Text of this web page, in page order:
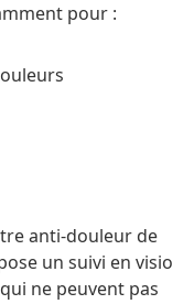
pour :
anti-douleur de
un suivi en visio
ne peuvent pas